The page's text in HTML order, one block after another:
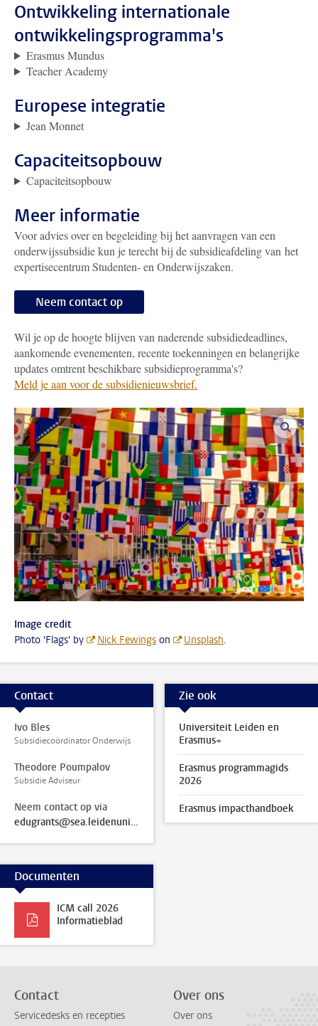
Ontwikkeling internationale
ontwikkelingsprogramma's
Erasmus Mundus
Teacher Academy
Europese integratie
Jean Monnet
Capaciteitsopbouw
Capaciteitsopbouw
Meer informatie
Voor advies over en begeleiding bij het aanvragen van een
onderwijssubsidie kun je terecht bij de subsidieafdeling van het
expertisecentrum Studenten- en Onderwijszaken.
Neem contact op
Wil je op de hoogte blijven van naderende subsidiedeadlines,
aankomende evenementen, recente toekenningen en belangrijke
updates omtrent beschikbare subsidieprogramma's?
Meld je aan voor de subsidienieuwsbrief.
Image credit
Photo 'Flags' by
Nick Fewings on Unsplash.
Contact
Ivo Bles
Subsidiecoördinator Onderwijs
Theodore Poumpalov
Subsidie Adviseur
Neem contact op via
edugrants@sea.leidenuniv.nl
Zie ook
Universiteit Leiden en
Erasmus+
Erasmus programmagids
2026
Erasmus impacthandboek
Documenten
ICM call 2026
Informatieblad
Contact
Servicedesks en recepties
Over ons
Over ons